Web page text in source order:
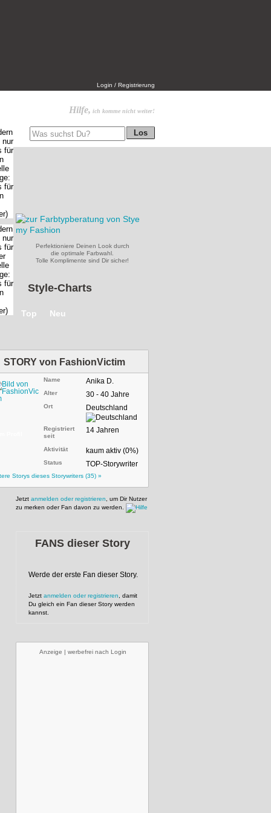
Login / Registrierung
Hilfe, ich komme nicht weiter!
Perfektioniere Deinen Look durch
die optimale Farbwahl.
Tolle Komplimente sind Dir sicher!
Style-Charts
Top Neu
STORY von FashionVictim
Name Anika D.
Alter 30 - 40 Jahre
Ort Deutschland
Registriert
seit
14 Jahren
Aktivität kaum aktiv (0%)
Status TOP-Storywriter
Storys dieses Storywriters (35) »
Jetzt anmelden oder registrieren , um Dir Nutzer
zu merken oder Fan davon zu werden.
FANS dieser Story
Werde der erste Fan dieser Story.
Jetzt anmelden oder registrieren , damit
Du gleich ein Fan dieser Story werden
kannst.
Anzeige | werbefrei nach Login